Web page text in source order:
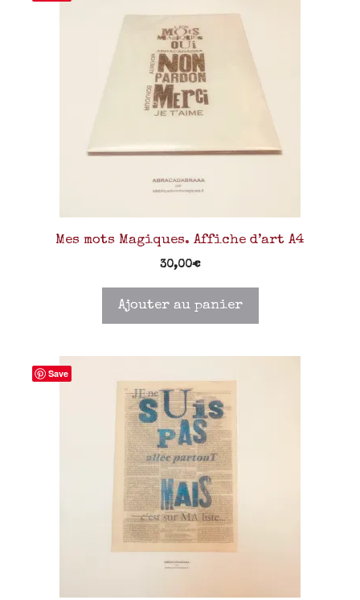
Mes mots Magiques. Affiche d’art A4
30,00€
Ajouter au panier
Save